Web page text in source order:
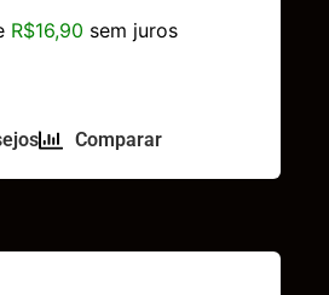
R$16,90 sem juros
Comparar